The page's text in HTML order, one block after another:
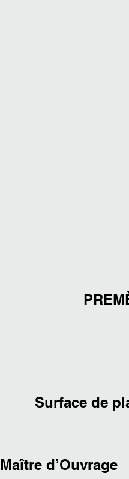
Surface de
Maître d’Ouvrage